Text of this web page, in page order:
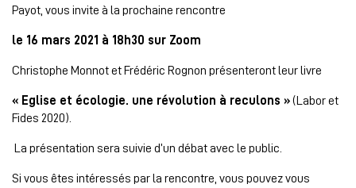
Payot, vous invite à la prochaine rencontre
le 16 mars 2021 à 18h30 sur Zoom
Christophe Monnot et Frédéric Rognon présenteront leur livre
« Eglise et écologie. une révolution à reculons »(Labor et
Fides 2020).
La présentation sera suivie d’un débat avec le public.
Si vous êtes intéressés par la rencontre, vous pouvez vous